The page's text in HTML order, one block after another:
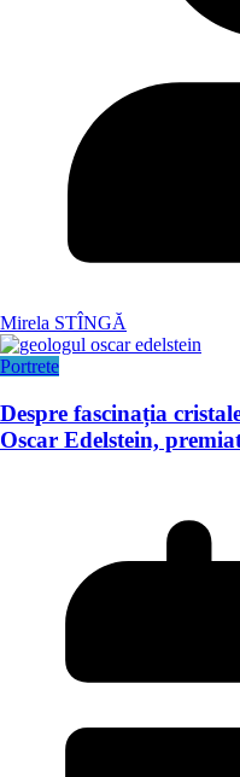
Mirela STÎNGĂ
Portrete
Despre fascinația
Oscar Edelstein,